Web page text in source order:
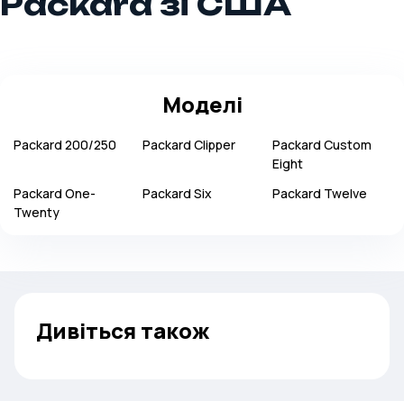
Моделі
Packard 200/250 Packard Clipper Packard Custom
Eight
Packard One-
Twenty
Packard Six Packard Twelve
Дивіться також